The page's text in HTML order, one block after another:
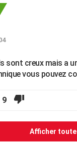
sont creux mais a
vous pouvez
9
Afficher